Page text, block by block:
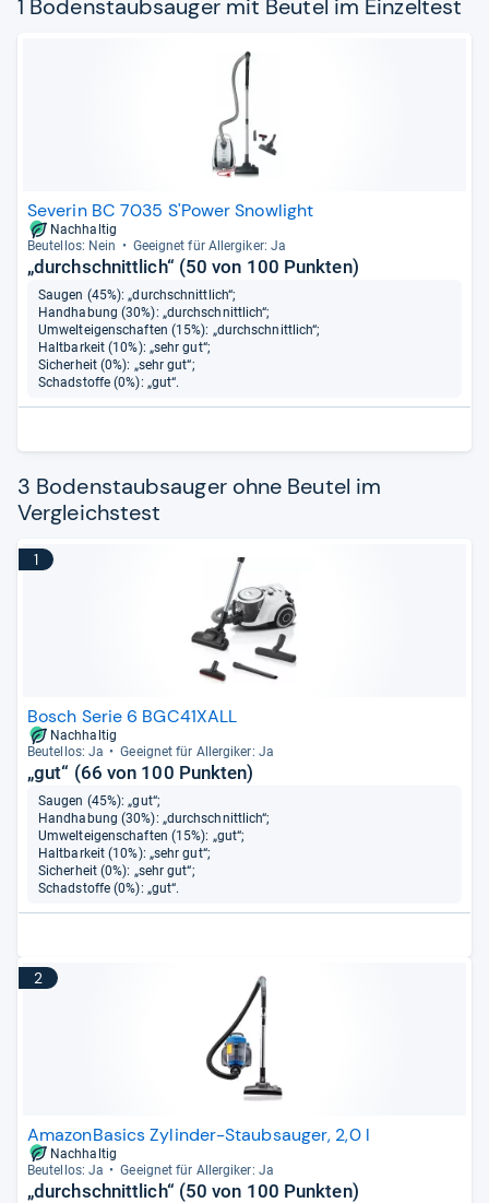
1 Bodenstaubsauger mit Beutel im Einzeltest
Severin BC 7035 S'Power Snowlight
Nachhaltig
Beu­tel­los: Nein
Geeig­net für All­er­gi­ker: Ja
„durchschnittlich“ (50 von 100 Punkten)
Saugen (45%): „durchschnittlich“;
Handhabung (30%): „durchschnittlich“;
Umwelteigenschaften (15%): „durchschnittlich“;
Haltbarkeit (10%): „sehr gut“;
Sicherheit (0%): „sehr gut“;
Schadstoffe (0%): „gut“.
3 Bodenstaubsauger ohne Beutel im
Vergleichstest
1
Bosch Serie 6 BGC41XALL
Nachhaltig
Beu­tel­los: Ja
Geeig­net für All­er­gi­ker: Ja
„gut“ (66 von 100 Punkten)
Saugen (45%): „gut“;
Handhabung (30%): „durchschnittlich“;
Umwelteigenschaften (15%): „gut“;
Haltbarkeit (10%): „sehr gut“;
Sicherheit (0%): „sehr gut“;
Schadstoffe (0%): „gut“.
2
AmazonBasics Zylinder-Staubsauger, 2,0 l
Nachhaltig
Beu­tel­los: Ja
Geeig­net für All­er­gi­ker: Ja
„durchschnittlich“ (50 von 100 Punkten)